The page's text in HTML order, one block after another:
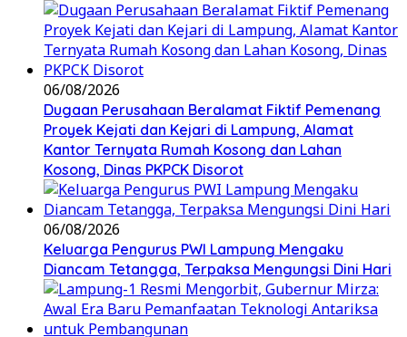
06/08/2026
Dugaan Perusahaan Beralamat Fiktif Pemenang
Proyek Kejati dan Kejari di Lampung, Alamat
Kantor Ternyata Rumah Kosong dan Lahan
Kosong, Dinas PKPCK Disorot
06/08/2026
Keluarga Pengurus PWI Lampung Mengaku
Diancam Tetangga, Terpaksa Mengungsi Dini Hari